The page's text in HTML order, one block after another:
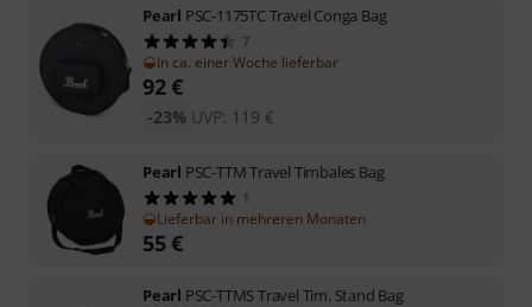
Pearl PSC-1175TC Travel Conga Bag
7
In ca. einer Woche lieferbar
92€
UVP: 119 €
-23%
Pearl PSC-TTM Travel Timbales Bag
1
Lieferbar in mehreren Monaten
55€
Pearl PSC-TTMS Travel Tim. Stand Bag